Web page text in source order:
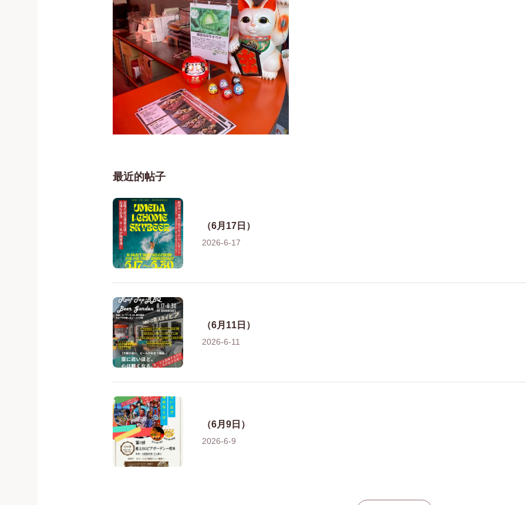
最近的帖子
（6月17日）
2026-6-17
（6月11日）
2026-6-11
（6月9日）
2026-6-9